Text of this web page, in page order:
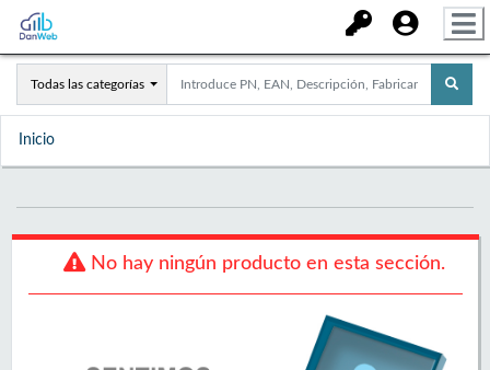
Todas las categorías
Inicio
No hay ningún producto en esta sección.